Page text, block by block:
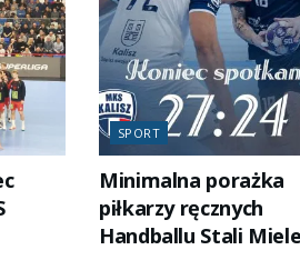
SPORT
Minimalna porażka
piłkarzy ręcznych
Handballu Stali